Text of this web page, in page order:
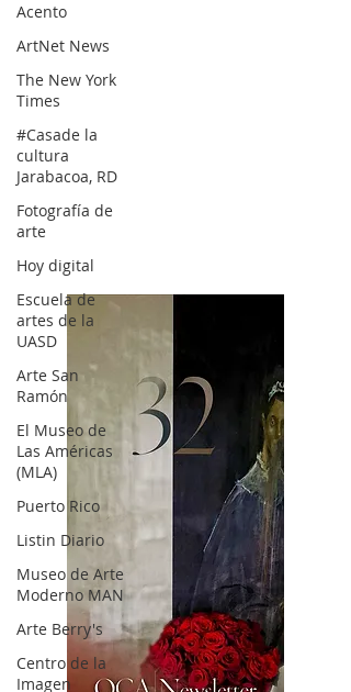
Acento
ArtNet News
The New York
Times
#Casade la
cultura
Jarabacoa, RD
Fotografía de
arte
Hoy digital
Escuela de
artes de la
UASD
Arte San
Ramón
El Museo de
Las Américas
(MLA)
Puerto Rico
Listin Diario
Museo de Arte
Moderno MAN
Arte Berry's
Centro de la
Imagen